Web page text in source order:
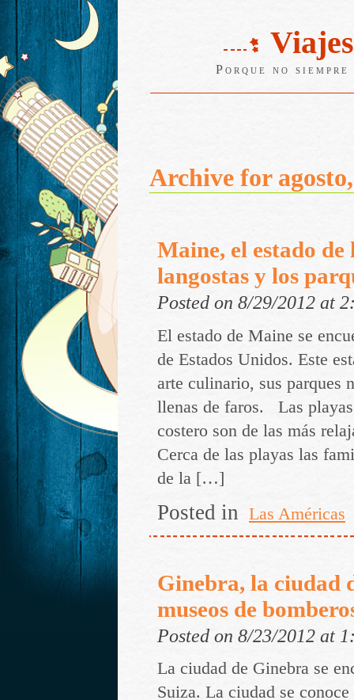
Porque no
Archive for
Maine, el estado de
langostas y los
Posted on 8/29/2012 at
El estado de Maine se
de Estados Unidos. Este
arte culinario, sus parques
llenas de faros. Las playas
costero son de las más
Cerca de las playas las
de la […]
Posted in Las Américas
Ginebra, la ciudad
museos de
Posted on 8/23/2012 at
La ciudad de Ginebra se
Suiza. La ciudad se